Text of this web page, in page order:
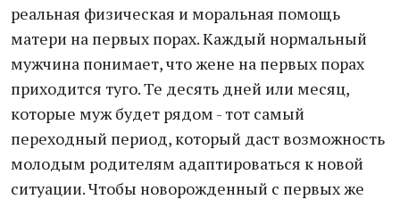
реальная физическая и моральная помощь
матери на первых порах. Каждый нормальный
мужчина понимает, что жене на первых порах
приходится туго. Те десять дней или месяц,
которые муж будет рядом - тот самый
переходный период, который даст возможность
молодым родителям адаптироваться к новой
ситуации. Чтобы новорожденный с первых же